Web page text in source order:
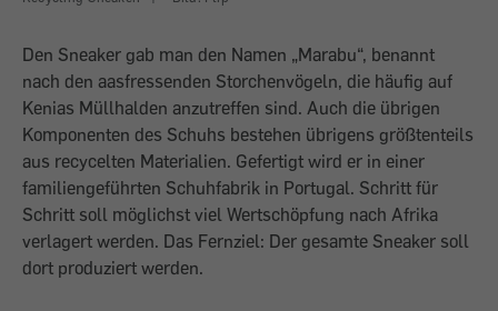
Den Sneaker gab man den Namen „Marabu“, benannt
nach den aasfressenden Storchenvögeln, die häufig auf
Kenias Müllhalden anzutreffen sind. Auch die übrigen
Komponenten des Schuhs bestehen übrigens größtenteils
aus recycelten Materialien. Gefertigt wird er in einer
familiengeführten Schuhfabrik in Portugal. Schritt für
Schritt soll möglichst viel Wertschöpfung nach Afrika
verlagert werden. Das Fernziel: Der gesamte Sneaker soll
dort produziert werden.